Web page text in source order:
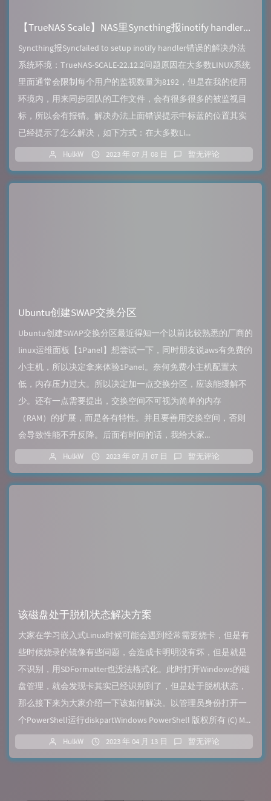
【TrueNAS Scale】NAS里Syncthing报inotify handler错误的解决办法
Syncthing报Syncfailed to setup inotify handler错误的解决办法
系统环境：TrueNAS-SCALE-22.12.2问题原因在大多数LINUX系统
里面通常会限制每个用户的监视数量为8192，但是在我的使用
环境内，用来同步团队的工作文件，会有很多很多的被监视目
标，所以会有报错。解决办法上面错误提示中标蓝的位置其实
已经提示了怎么解决，如下方式：在大多数Li...
HulkW 2023 年 07 月 08 日 暂无评论
Ubuntu创建SWAP交换分区
Ubuntu创建SWAP交换分区最近得知一个以前比较熟悉的厂商的
linux运维面板【1Panel】想尝试一下，同时朋友说aws有免费的
小主机，所以决定拿来体验1Panel。奈何免费小主机配置太
低，内存压力过大。所以决定加一点交换分区，应该能缓解不
少。还有一点需要提出，交换空间不可视为简单的内存
（RAM）的扩展，而是各有特性。并且要善用交换空间，否则
会导致性能不升反降。后面有时间的话，我给大家...
HulkW 2023 年 07 月 07 日 暂无评论
该磁盘处于脱机状态解决方案
大家在学习嵌入式Linux时候可能会遇到经常需要烧卡，但是有
些时候烧录的镜像有些问题，会造成卡明明没有坏，但是就是
不识别，用SDFormatter也没法格式化。此时打开Windows的磁
盘管理，就会发现卡其实已经识别到了，但是处于脱机状态，
那么接下来为大家介绍一下该如何解决。以管理员身份打开一
个PowerShell运行diskpartWindows PowerShell 版权所有 (C) M...
HulkW 2023 年 04 月 13 日 暂无评论